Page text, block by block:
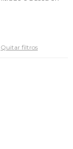
Quitar filtros